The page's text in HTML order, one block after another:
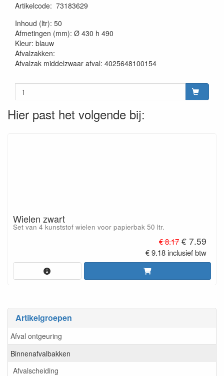
Artikelgroepen
Afval ontgeuring
Binnenafvalbakken
Afvalscheiding
Artikelcode: 73183629
Inhoud (ltr): 50
Afmetingen (mm): Ø 430 h 490
Kleur: blauw
Afvalzakken:
Afvalzak middelzwaar afval: 4025648100154
Hier past het volgende bij:
Wielen zwart
Set van 4 kunststof wielen voor papierbak 50 ltr.
€ 8.17€ 7.59
€ 9.18 inclusief btw